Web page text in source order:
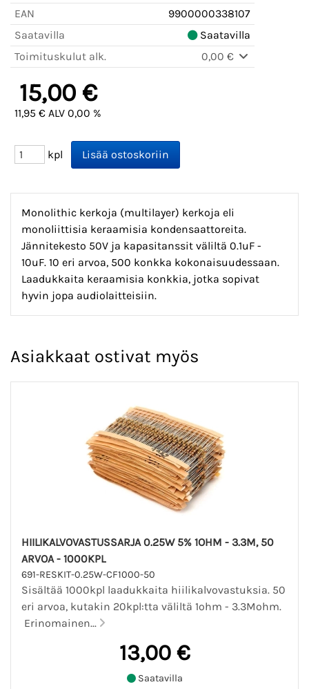
EAN
9900000338107
Saatavilla
Saatavilla
Toimituskulut alk.
0,00 €
15,00 €
11,95 € ALV 0,00 %
kpl
Monolithic kerkoja (multilayer) kerkoja eli
monoliittisia keraamisia kondensaattoreita.
Jännitekesto 50V ja kapasitanssit väliltä 0.1uF -
10uF. 10 eri arvoa, 500 konkka kokonaisuudessaan.
Laadukkaita keraamisia konkkia, jotka sopivat
hyvin jopa audiolaitteisiin.
Asiakkaat ostivat myös
HIILIKALVOVASTUSSARJA 0.25W 5% 1OHM - 3.3M, 50
ARVOA - 1000KPL
691-RESKIT-0.25W-CF1000-50
Sisältää 1000kpl laadukkaita hiilikalvovastuksia. 50
eri arvoa, kutakin 20kpl:tta väliltä 1ohm - 3.3Mohm.
Erinomainen...
13,00 €
Saatavilla